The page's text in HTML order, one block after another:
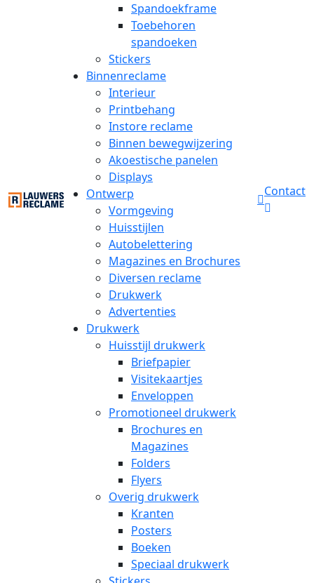
Spandoekframe
Toebehoren
spandoeken
Stickers
Binnenreclame
Interieur
Printbehang
Instore reclame
Binnen bewegwijzering
Akoestische panelen
Displays
Ontwerp
Vormgeving
Huisstijlen
Autobelettering
Magazines en Brochures
Diversen reclame
Drukwerk
Advertenties
Drukwerk
Huisstijl drukwerk
Briefpapier
Visitekaartjes
Enveloppen
Promotioneel drukwerk
Brochures en
Magazines
Folders
Flyers
Overig drukwerk
Kranten
Posters
Boeken
Speciaal drukwerk
Contact